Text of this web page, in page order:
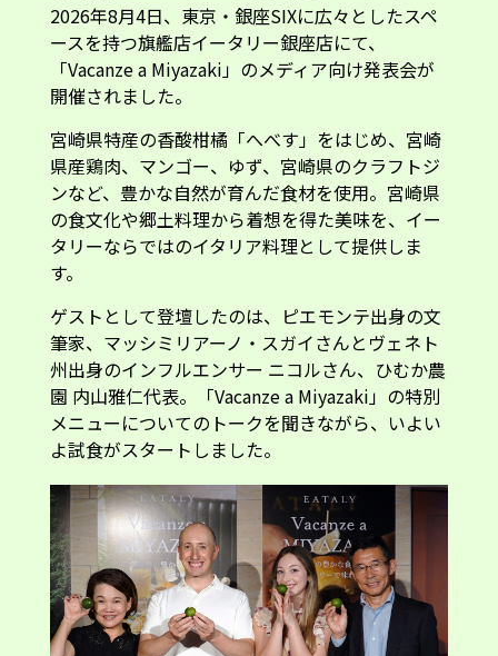
2026年8月4日、東京・銀座SIXに広々としたスペ
ースを持つ旗艦店イータリー銀座店にて、
「Vacanze a Miyazaki」のメディア向け発表会が
開催されました。
宮崎県特産の香酸柑橘「へべす」をはじめ、宮崎
県産鶏肉、マンゴー、ゆず、宮崎県のクラフトジ
ンなど、豊かな自然が育んだ食材を使用。宮崎県
の食文化や郷土料理から着想を得た美味を、イー
タリーならではのイタリア料理として提供しま
す。
ゲストとして登壇したのは、ピエモンテ出身の文
筆家、マッシミリアーノ・スガイさんとヴェネト
州出身のインフルエンサー ニコルさん、ひむか農
園 内山雅仁代表。「Vacanze a Miyazaki」の特別
メニューについてのトークを聞きながら、いよい
よ試食がスタートしました。